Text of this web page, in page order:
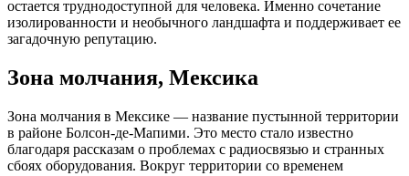
остается труднодоступной для человека. Именно сочетание
изолированности и необычного ландшафта и поддерживает ее
загадочную репутацию.
Зона молчания, Мексика
Зона молчания в Мексике — название пустынной территории
в районе Болсон-де-Мапими. Это место стало известно
благодаря рассказам о проблемах с радиосвязью и странных
сбоях оборудования. Вокруг территории со временем